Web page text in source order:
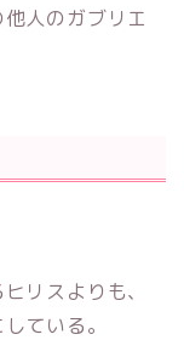
人のガブリエ
リスよりも、
ている。